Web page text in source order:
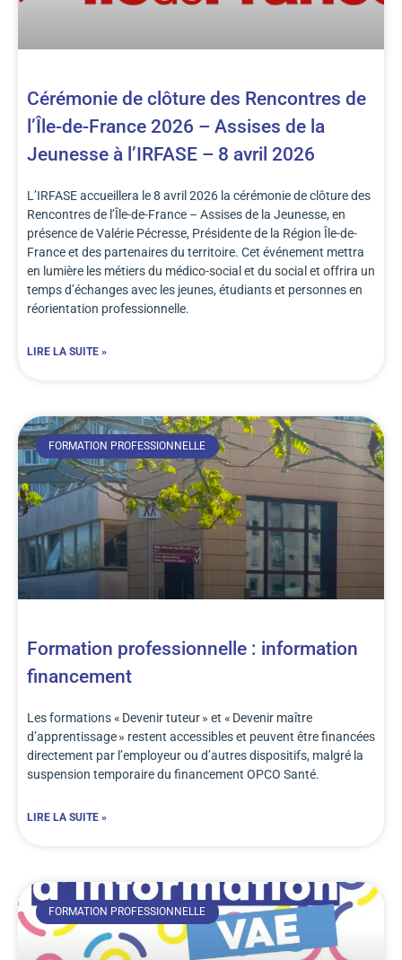
Cérémonie de clôture des Rencontres de
l’Île-de-France 2026 – Assises de la
Jeunesse à l’IRFASE – 8 avril 2026
L’IRFASE accueillera le 8 avril 2026 la cérémonie de clôture des
Rencontres de l’Île-de-France – Assises de la Jeunesse, en
présence de Valérie Pécresse, Présidente de la Région Île-de-
France et des partenaires du territoire. Cet événement mettra
en lumière les métiers du médico-social et du social et offrira un
temps d’échanges avec les jeunes, étudiants et personnes en
réorientation professionnelle.
LIRE LA SUITE »
FORMATION PROFESSIONNELLE
Formation professionnelle : information
financement
Les formations « Devenir tuteur » et « Devenir maître
d’apprentissage » restent accessibles et peuvent être financées
directement par l’employeur ou d’autres dispositifs, malgré la
suspension temporaire du financement OPCO Santé.
LIRE LA SUITE »
FORMATION PROFESSIONNELLE